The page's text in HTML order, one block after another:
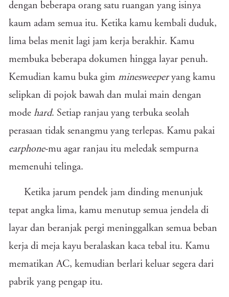
dengan beberapa orang satu ruangan yang isinya
kaum adam semua itu. Ketika kamu kembali duduk,
lima belas menit lagi jam kerja berakhir. Kamu
membuka beberapa dokumen hingga layar penuh.
Kemudian kamu buka gim minesweeperyang kamu
selipkan di pojok bawah dan mulai main dengan
mode hard. Setiap ranjau yang terbuka seolah
perasaan tidak senangmu yang terlepas. Kamu pakai
earphone-mu agar ranjau itu meledak sempurna
memenuhi telinga.
Ketika jarum pendek jam dinding menunjuk
tepat angka lima, kamu menutup semua jendela di
layar dan beranjak pergi meninggalkan semua beban
kerja di meja kayu beralaskan kaca tebal itu. Kamu
mematikan AC, kemudian berlari keluar segera dari
pabrik yang pengap itu.